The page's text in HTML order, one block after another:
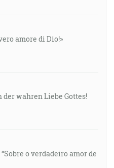
amore di Dio!»
der wahren Liebe Gottes!
“Sobre o verdadeiro amor de